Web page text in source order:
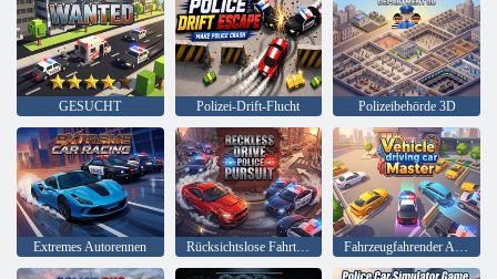
GESUCHT Polizei-Drift-Flucht Polizeibehörde 3D
Extremes Autorennen Rücksichtslose Fahrt – Verfolgung durch die Polizei Fahrzeugfahrender Automeister